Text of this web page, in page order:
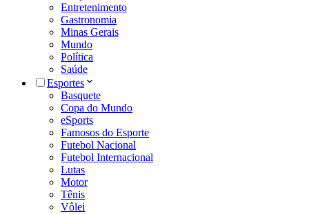
Entretenimento
Gastronomia
Minas Gerais
Mundo
Política
Saúde
Esportes
Basquete
Copa do Mundo
eSports
Famosos do Esporte
Futebol Nacional
Futebol Internacional
Lutas
Motor
Tênis
Vôlei